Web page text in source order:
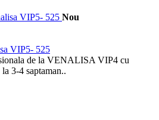
Nou
VIP5- 525
de la VENALISA VIP4 cu
3-4 saptaman..